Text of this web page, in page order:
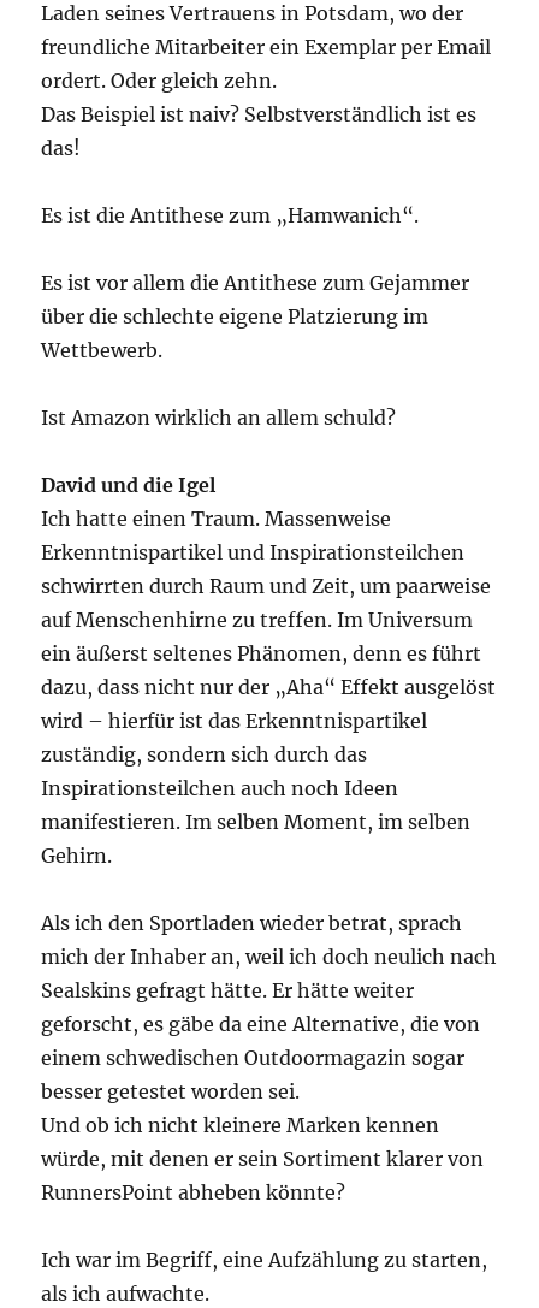
Laden seines Vertrauens in Potsdam, wo der
freundliche Mitarbeiter ein Exemplar per Email
ordert. Oder gleich zehn.
Das Beispiel ist naiv? Selbstverständlich ist es
das!
Es ist die Antithese zum „Hamwanich“.
Es ist vor allem die Antithese zum Gejammer
über die schlechte eigene Platzierung im
Wettbewerb.
Ist Amazon wirklich an allem schuld?
David und die Igel
Ich hatte einen Traum. Massenweise
Erkenntnispartikel und Inspirationsteilchen
schwirrten durch Raum und Zeit, um paarweise
auf Menschenhirne zu treffen. Im Universum
ein äußerst seltenes Phänomen, denn es führt
dazu, dass nicht nur der „Aha“ Effekt ausgelöst
wird – hierfür ist das Erkenntnispartikel
zuständig, sondern sich durch das
Inspirationsteilchen auch noch Ideen
manifestieren. Im selben Moment, im selben
Gehirn.
Als ich den Sportladen wieder betrat, sprach
mich der Inhaber an, weil ich doch neulich nach
Sealskins gefragt hätte. Er hätte weiter
geforscht, es gäbe da eine Alternative, die von
einem schwedischen Outdoormagazin sogar
besser getestet worden sei.
Und ob ich nicht kleinere Marken kennen
würde, mit denen er sein Sortiment klarer von
RunnersPoint abheben könnte?
Ich war im Begriff, eine Aufzählung zu starten,
als ich aufwachte.